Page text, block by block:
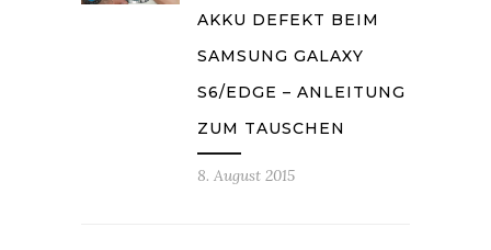
AKKU DEFEKT BEIM
SAMSUNG GALAXY
S6/EDGE – ANLEITUNG
ZUM TAUSCHEN
8. August 2015